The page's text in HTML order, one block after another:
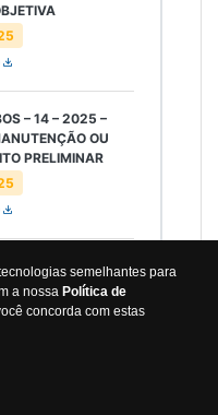
semelhantes para
a nossa Política de
concorda com estas
– 14 – 2025 –
OU
PRELIMINAR
– 13 – 2025 –
II – CAUSAS DE
DE SAÚDE